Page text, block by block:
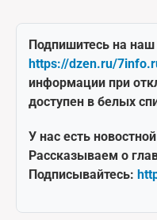
Подпишитесь на
https://dzen.ru/
информации при
доступен в белых
У нас есть
Рассказываем о
Подписывайтесь: